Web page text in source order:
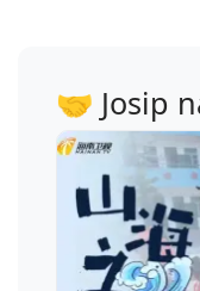
🤝 Josip